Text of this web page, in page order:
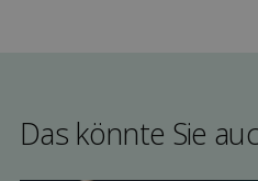
Das könnte Sie